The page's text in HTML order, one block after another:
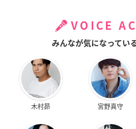
VOICE
みんなが気になってい
木村昴 宮野真守